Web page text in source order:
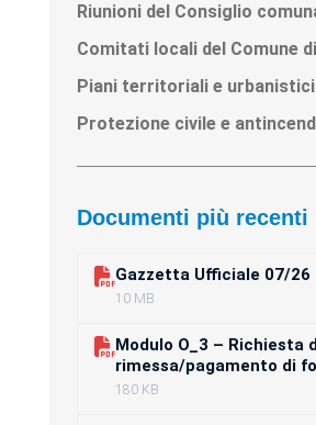
Riunioni del Consiglio
Comitati locali del Comune
Piani territoriali e urbanistici
Protezione civile e
Documenti più recenti
Gazzetta Ufficiale 07/26
10 MB
Modulo O_3 – Richiesta
rimessa/pagamento di
180 KB